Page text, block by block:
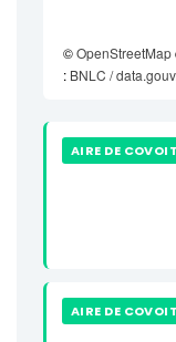
©OpenStreetMap
: BNLC /
AIRE DE
AIRE DE